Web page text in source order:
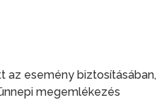
az esemény biztosításában,
megemlékezés